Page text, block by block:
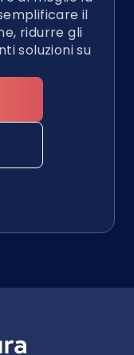
il
ridurre gli
soluzioni su